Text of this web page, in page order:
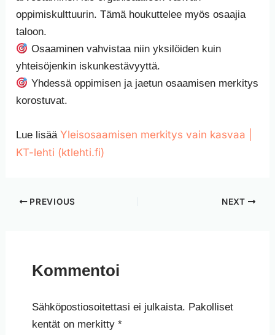
oppimiskulttuurin. Tämä houkuttelee myös osaajia
taloon.
Osaaminen vahvistaa niin yksilöiden kuin
yhteisöjenkin iskunkestävyyttä.
Yhdessä oppimisen ja jaetun osaamisen merkitys
korostuvat.
Lue lisääYleisosaamisen merkitys vain kasvaa |
KT-lehti (ktlehti.fi)
PREVIOUS NEXT
Kommentoi
Sähköpostiosoitettasi ei julkaista. Pakolliset
kentät on merkitty *